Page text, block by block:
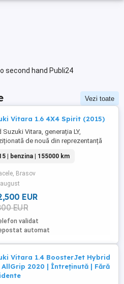
second hand Publi24
Vezi toate
Vitara 1.6 4X4 Spirit (2015)
Suzuki Vitara, generația LY,
de nouă din reprezentanță
impecabil, în cea mai căutată
pentru fiabilitate: motorul 1.6
aspirat (distribuție lanț) și
integrală AllGrip Date Tehnice &
Rulaj: 155.000 ...
| benzina | 155000 km
Brasov
EUR
EUR
validat
automat
Vitara 1.4 BoosterJet Hybrid
AllGrip 2020 | Întreținută | Fără